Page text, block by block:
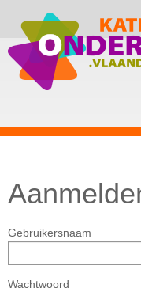
Gebruikersnaam
Wachtwoord